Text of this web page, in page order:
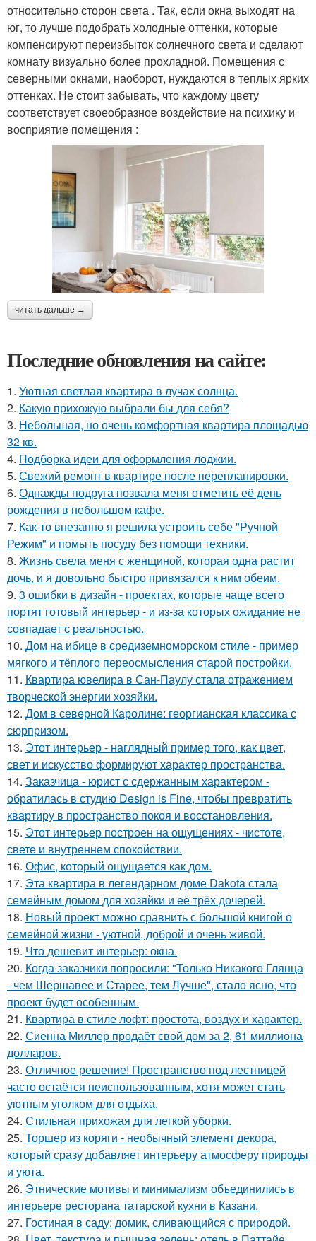
относительно сторон света . Так, если окна выходят на
юг, то лучше подобрать холодные оттенки, которые
компенсируют переизбыток солнечного света и сделают
комнату визуально более прохладной. Помещения с
северными окнами, наоборот, нуждаются в теплых ярких
оттенках. Не стоит забывать, что каждому цвету
соответствует своеобразное воздействие на психику и
восприятие помещения :
читать дальше →
Последние обновления на сайте:
1. Уютная светлая квартира в лучах солнца.
2. Какую прихожую выбрали бы для себя?
3. Небольшая, но очень комфортная квартира площадью
32 кв.
4. Подборка идеи для оформления лоджии.
5. Свежий ремонт в квартире после перепланировки.
6. Однажды подруга позвала меня отметить её день
рождения в небольшом кафе.
7. Как-то внезапно я решила устроить себе "Ручной
Режим" и помыть посуду без помощи техники.
8. Жизнь свела меня с женщиной, которая одна растит
дочь, и я довольно быстро привязался к ним обеим.
9. 3 ошибки в дизайн - проектах, которые чаще всего
портят готовый интерьер - и из-за которых ожидание не
совпадает с реальностью.
10. Дом на ибице в средиземноморском стиле - пример
мягкого и тёплого переосмысления старой постройки.
11. Квартира ювелира в Сан-Паулу стала отражением
творческой энергии хозяйки.
12. Дом в северной Каролине: георгианская классика с
сюрпризом.
13. Этот интерьер - наглядный пример того, как цвет,
свет и искусство формируют характер пространства.
14. Заказчица - юрист с сдержанным характером -
обратилась в студию Design is Fine, чтобы превратить
квартиру в пространство покоя и восстановления.
15. Этот интерьер построен на ощущениях - чистоте,
свете и внутреннем спокойствии.
16. Офис, который ощущается как дом.
17. Эта квартира в легендарном доме Dakota стала
семейным домом для хозяйки и её трёх дочерей.
18. Новый проект можно сравнить с большой книгой о
семейной жизни - уютной, доброй и очень живой.
19. Что дешевит интерьер: окна.
20. Когда заказчики попросили: "Только Никакого Глянца
- чем Шершавее и Старее, тем Лучше", стало ясно, что
проект будет особенным.
21. Квартира в стиле лофт: простота, воздух и характер.
22. Сиенна Миллер продаёт свой дом за 2, 61 миллиона
долларов.
23. Отличное решение! Пространство под лестницей
часто остаётся неиспользованным, хотя может стать
уютным уголком для отдыха.
24. Стильная прихожая для легкой уборки.
25. Торшер из коряги - необычный элемент декора,
который сразу добавляет интерьеру атмосферу природы
и уюта.
26. Этнические мотивы и минимализм объединились в
интерьере ресторана татарской кухни в Казани.
27. Гостиная в саду: домик, сливающийся с природой.